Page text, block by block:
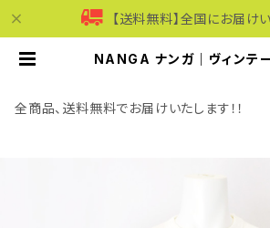
【送料無料】全国にお届け
NANGA ナンガ｜ヴィンテージ風デ
ックス n2610-1m058z ホ
モリワンワールドオンライン
全商品、送料無料でお届けいたします！！